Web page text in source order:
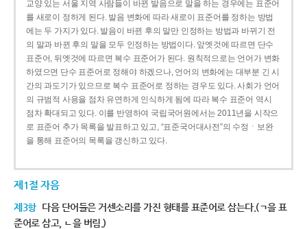
교양 있는 서울 지역 사람들이 바뀐 발음으로 말을 하는 경우에는 표준어
를 새로이 정하게 된다. 발음 변화에 따라 새로이 표준어를 정하는 방법
에는 두 가지가 있다. 발음이 바뀐 후의 말만 인정하는 방법과 바뀌기 전
의 말과 바뀐 후의 말을 모두 인정하는 방법이다. 앞엣것에 따르면 단수
표준어, 뒤엣것에 따르면 복수 표준어가 된다. 원칙적으로는 언어가 변화
하였으면 단수 표준어로 정해야 하겠으나, 언어의 변화에는 대부분 긴 시
간의 과도기가 있으므로 복수 표준어로 정하는 경우도 있다. 사회가 언어
의 규범적 사용을 점차 유연하게 인식하게 됨에 따라 복수 표준어 역시
점차 확대되고 있다. 이를 반영하여 국립국어원에서는 2011년을 시작으
로 표준어 추가 목록을 발표하고 있고, “표준국어대사전”의 수정ㆍ보완
을 통해 표준어의 목록을 갱신하고 있다.
제1절 자음
제3항 다음 단어들은 거센소리를 가진 형태를 표준어로 삼는다.(ㄱ을 표
준어로 삼고, ㄴ을 버림.)